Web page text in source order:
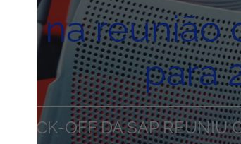
na reunião
para
KICK-OFF DA SAP REUNIU